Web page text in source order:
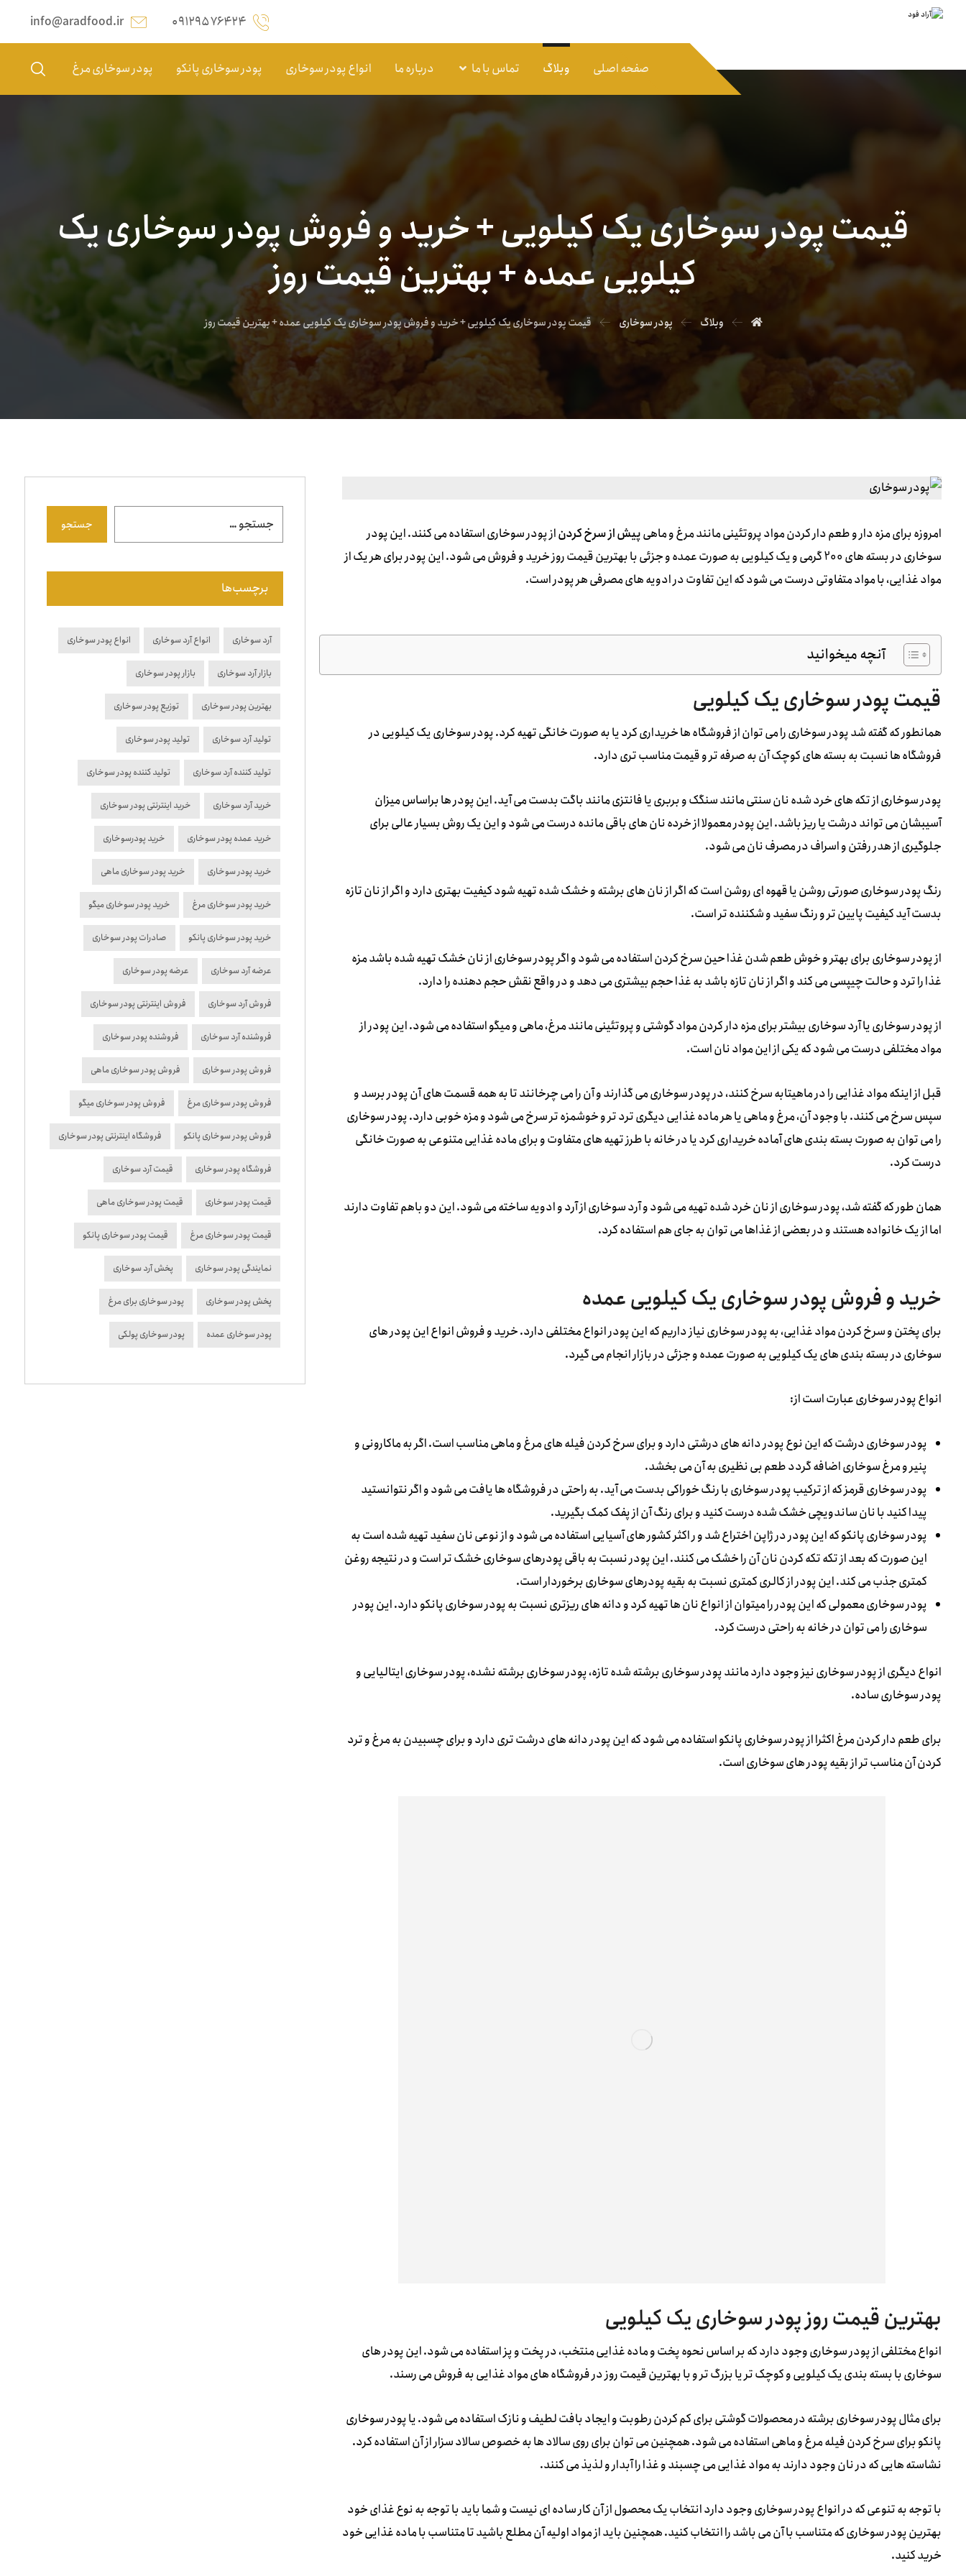
info@aradfood.ir ۰۹۱۲۹۵۷۶۴۲۴
صفحه اصلی وبلاگ تماس با ما درباره ما انواع پودر سوخاری پودر سوخاری پانکو پودر سوخاری مرغ
قیمت پودر سوخاری یک کیلویی + خرید و فروش پودر سوخاری یک
کیلویی عمده + بهترین قیمت روز
وبلاگ پودر سوخاری قیمت پودر سوخاری یک کیلویی + خرید و فروش پودر سوخاری یک کیلویی عمده + بهترین قیمت روز
امروزه برای مزه دار و طعم دار کردن مواد پروتئینی مانند مرغ و ماهیپیش از سرخ کردناز پودر سوخاری استفاده می کنند. این پودر
سوخاری در بسته های 200 گرمی و یک کیلویی به صورت عمده و جزئی با بهترین قیمت روز خرید و فروش می شود. این پودر برای هر یک از
مواد غذایی، با مواد متفاوتی درست می شود که این تفاوت در ادویه های مصرفی هر پودر است.
آنچه میخوانید
قیمت پودر سوخاری یک کیلویی
همانطور که گفته شد پودر سوخاری را می توان از فروشگاه ها خریداری کرد یا به صورت خانگی تهیه کرد. پودر سوخاری یک کیلویی در
فروشگاه ها نسبت به بسته های کوچک آن به صرفه تر و قیمت مناسب تری دارد.
پودر سوخاری از تکه های خرد شده نان سنتی مانند سنگک و بربری یا فانتزی مانند باگت بدست می آید. این پودر ها براساس میزان
آسیبشان می تواند درشت یا ریز باشد. این پودر معمولا از خرده نان های باقی مانده درست می شود و این یک روش بسیار عالی برای
جلوگیری از هدر رفتن و اسراف در مصرف نان می شود.
رنگ پودر سوخاری صورتی روشن یا قهوه ای روشن است که اگر از نان های برشته و خشک شده تهیه شود کیفیت بهتری دارد و اگر از نان تازه
بدست آید کیفیت پایین تر و رنگ سفید و شکننده تر است.
از پودر سوخاری برای بهتر و خوش طعم شدن غذا حین سرخ کردن استفاده می شود و اگر پودر سوخاری از نان خشک تهیه شده باشد مزه
غذا را ترد و حالت چیپسی می کند و اگر از نان تازه باشد به غذا حجم بیشتری می دهد و در واقع نقش حجم دهنده را دارد.
از پودر سوخاری یا آرد سوخاری بیشتر برای مزه دار کردن مواد گوشتی و پروتئینی مانند مرغ، ماهی و میگو استفاده می شود. این پودر از
مواد مختلفی درست می شود که یکی از این مواد نان است.
قبل از اینکه مواد غذایی را در ماهیتابه سرخ کنند، در پودر سوخاری می گذارند و آن را می چرخانند تا به همه قسمت های آن پودر برسد و
سپس سرخ می کنند. با وجود آن، مرغ و ماهی یا هر ماده غذایی دیگری ترد تر و خوشمزه تر سرخ می شود و مزه خوبی دارد. پودر سوخاری
را می توان به صورت بسته بندی های آماده خریداری کرد یا در خانه با طرز تهیه های متفاوت و برای ماده غذایی متنوعی به صورت خانگی
درست کرد.
همان طور که گفته شد، پودر سوخاری از نان خرد شده تهیه می شود و آرد سوخاری از آرد و ادویه ساخته می شود. این دو باهم تفاوت دارند
اما از یک خانواده هستند و در بعضی از غذاها می توان به جای هم استفاده کرد.
خرید و فروش پودر سوخاری یک کیلویی عمده
برای پختن و سرخ کردن مواد غذایی، به پودر سوخاری نیاز داریم که این پودر انواع مختلفی دارد. خرید و فروش انواع این پودر های
سوخاری در بسته بندی های یک کیلویی به صورت عمده و جزئی در بازار انجام می گیرد.
انواع پودر سوخاری عبارت است از:
پودر سوخاری درشت که این نوع پودر دانه های درشتی دارد و برای سرخ کردن فیله های مرغ و ماهی مناسب است. اگر به ماکارونی و
پنیر و مرغ سوخاری اضافه گردد طعم بی نظیری به آن می بخشد.
پودر سوخاری قرمز که از ترکیب پودر سوخاری با رنگ خوراکی بدست می آید. به راحتی در فروشگاه ها یافت می شود و اگر نتوانستید
پیدا کنید با نان ساندویچی خشک شده درست کنید و برای رنگ آن از پفک کمک بگیرید.
پودر سوخاری پانکو که این پودر در ژاپن اختراع شد و ر اکثر کشور های آسیایی استفاده می شود و از نوعی نان سفید تهیه شده است به
این صورت که بعد از تکه تکه کردن نان آن را خشک می کنند. این پودر نسبت به باقی پودرهای سوخاری خشک تر است و در نتیجه روغن
کمتری جذب می کند. این پودر از کالری کمتری نسبت به بقیه پودرهای سوخاری برخوردار است.
پودر سوخاری معمولی که این پودر را میتوان از انواع نان ها تهیه کرد و دانه های ریزتری نسبت به پودر سوخاری پانکو دارد. این پودر
سوخاری را می توان در خانه به راحتی درست کرد.
انواع دیگری از پودر سوخاری نیز وجود دارد مانند پودر سوخاری برشته شده تازه، پودر سوخاری برشته نشده، پودر سوخاری ایتالیایی و
پودر سوخاری ساده.
برای طعم دار کردن مرغ اکثرا از پودر سوخاری پانکو استفاده می شود که این پودر دانه های درشت تری دارد و برای چسبیدن به مرغ و ترد
کردن آن مناسب تر از بقیه پودر های سوخاری است.
بهترین قیمت روز پودر سوخاری یک کیلویی
انواع مختلفی از پودر سوخاری وجود دارد که بر اساس نحوه پخت و ماده غذایی منتخب، در پخت و پز استفاده می شود. این پودر های
سوخاری با بسته بندی یک کیلویی و کوچک تر یا بزرگ تر و با بهترین قیمت روز در فروشگاه های مواد غذایی به فروش می رسند.
برای مثال پودر سوخاری برشته در محصولات گوشتی برای کم کردن رطوبت و ایجاد بافت لطیف و نازک استفاده می شود. یا پودر سوخاری
پانکو برای سرخ کردن فیله مرغ و ماهی استفاده می شود. همچنین می توان برای روی سالاد ها به خصوص سالاد سزار از آن استفاده کرد.
نشاسته هایی که در نان وجود دارند به مواد غذایی می چسبند و غذا را آبدار و لذیذ می کنند.
با توجه به تنوعی که در انواع پودر سوخاری وجود دارد انتخاب یک محصول از آن کار ساده ای نیست و شما باید با توجه به نوع غذای خود
بهترین پودر سوخاری که متناسب با آن می باشد را انتخاب کنید. همچنین باید از مواد اولیه آن مطلع باشید تا متناسب با ماده غذایی خود
خرید کنید.
جستجو
برچسب‌ها
آرد سوخاری انواع آرد سوخاری انواع پودر سوخاری
بازار آرد سوخاری بازار پودر سوخاری
بهترین پودر سوخاری توزیع پودر سوخاری
تولید آرد سوخاری تولید پودر سوخاری
تولید کننده آرد سوخاری تولید کننده پودر سوخاری
خرید آرد سوخاری خرید اینترنتی پودر سوخاری
خرید عمده پودر سوخاری خرید پودرسوخاری
خرید پودر سوخاری خرید پودر سوخاری ماهی
خرید پودر سوخاری مرغ خرید پودر سوخاری میگو
خرید پودر سوخاری پانکو صادرات پودر سوخاری
عرضه آرد سوخاری عرضه پودر سوخاری
فروش آرد سوخاری فروش اینترنتی پودر سوخاری
فروشنده آرد سوخاری فروشنده پودر سوخاری
فروش پودر سوخاری فروش پودر سوخاری ماهی
فروش پودر سوخاری مرغ فروش پودر سوخاری میگو
فروش پودر سوخاری پانکو فروشگاه اینترنتی پودر سوخاری
فروشگاه پودر سوخاری قیمت آرد سوخاری
قیمت پودر سوخاری قیمت پودر سوخاری ماهی
قیمت پودر سوخاری مرغ قیمت پودر سوخاری پانکو
نمایندگی پودر سوخاری پخش آرد سوخاری
پخش پودر سوخاری پودر سوخاری برای مرغ
پودر سوخاری عمده پودر سوخاری پولکی